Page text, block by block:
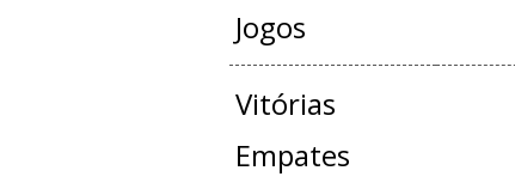
Jogos
Vitórias
Empates